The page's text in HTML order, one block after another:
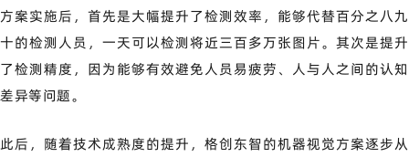
方案实施后，首先是大幅提升了检测效率，能够代替百分之八九
十的检测人员，一天可以检测将近三百多万张图片。其次是提升
了检测精度，因为能够有效避免人员易疲劳、人与人之间的认知
差异等问题。
此后，随着技术成熟度的提升，格创东智的机器视觉方案逐步从